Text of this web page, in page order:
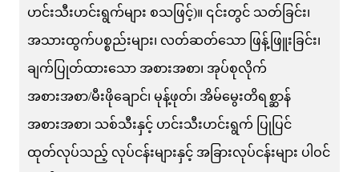
ဟင်းသီးဟင်းရွက်များ စသဖြင့်)။ ၎င်းတွင် သတ်ခြင်း၊
အသားထွက်ပစ္စည်းများ၊ လတ်ဆတ်သော ဖြန့်ဖြူးခြင်း၊
ချက်ပြုတ်ထားသော အစားအစာ၊ အုပ်စုလိုက်
အစားအစာ/မီးဖိုချောင်၊ မုန့်ဖုတ်၊ အိမ်မွေးတိရစ္ဆာန်
အစားအစာ၊ သစ်သီးနှင့် ဟင်းသီးဟင်းရွက် ပြုပြင်
ထုတ်လုပ်သည့် လုပ်ငန်းများနှင့် အခြားလုပ်ငန်းများ ပါဝင်